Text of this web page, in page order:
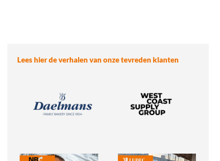
Lees hier de verhalen van onze tevreden klanten